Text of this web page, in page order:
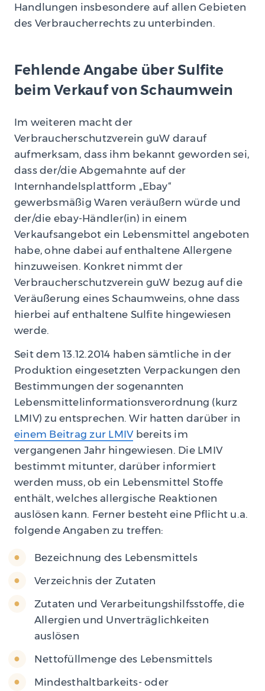
Handlungen insbesondere auf allen Gebieten
des Verbraucherrechts zu unterbinden.
Fehlende Angabe über Sulfite
beim Verkauf von Schaumwein
Im weiteren macht der
Verbraucherschutzverein guW darauf
aufmerksam, dass ihm bekannt geworden sei,
dass der/die Abgemahnte auf der
Internhandelsplattform „Ebay“
gewerbsmäßig Waren veräußern würde und
der/die ebay-Händler(in) in einem
Verkaufsangebot ein Lebensmittel angeboten
habe, ohne dabei auf enthaltene Allergene
hinzuweisen. Konkret nimmt der
Verbraucherschutzverein guW bezug auf die
Veräußerung eines Schaumweins, ohne dass
hierbei auf enthaltene Sulfite hingewiesen
werde.
Seit dem 13.12.2014 haben sämtliche in der
Produktion eingesetzten Verpackungen den
Bestimmungen der sogenannten
Lebensmittelinformationsverordnung (kurz
LMIV) zu entsprechen. Wir hatten darüber in
einem Beitrag zur LMIVbereits im
vergangenen Jahr hingewiesen. Die LMIV
bestimmt mitunter, darüber informiert
werden muss, ob ein Lebensmittel Stoffe
enthält, welches allergische Reaktionen
auslösen kann. Ferner besteht eine Pflicht u.a.
folgende Angaben zu treffen:
Bezeichnung des Lebensmittels
Verzeichnis der Zutaten
Zutaten und Verarbeitungshilfsstoffe, die
Allergien und Unverträglichkeiten
auslösen
Nettofüllmenge des Lebensmittels
Mindesthaltbarkeits- oder